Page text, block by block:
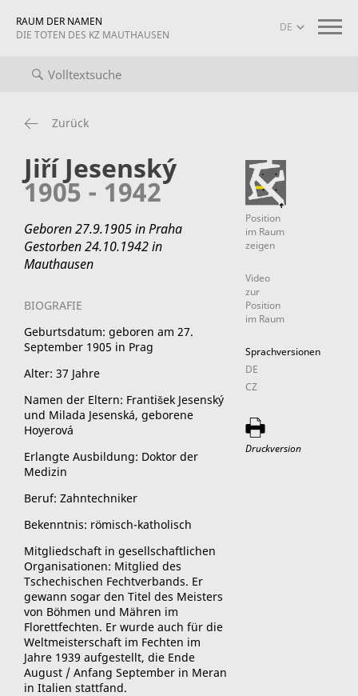
RAUM DER NAMEN
DIE TOTEN DES KZ MAUTHAUSEN
Projekt-Info
Zurück
Jiří Jesenský
1905 - 1942
Geboren 27.9.1905 in Praha
Gestorben 24.10.1942 in
Mauthausen
BIOGRAFIE
Geburtsdatum: geboren am 27.
September 1905 in Prag
Alter: 37 Jahre
Namen der Eltern: František Jesenský
und Milada Jesenská, geborene
Hoyerová
Erlangte Ausbildung: Doktor der
Medizin
Beruf: Zahntechniker
Bekenntnis: römisch-katholisch
Mitgliedschaft in gesellschaftlichen
Organisationen: Mitglied des
Tschechischen Fechtverbands. Er
gewann sogar den Titel des Meisters
von Böhmen und Mähren im
Florettfechten. Er wurde auch für die
Weltmeisterschaft im Fechten im
Jahre 1939 aufgestellt, die Ende
August / Anfang September in Meran
in Italien stattfand.
Position
im Raum
zeigen
Video
zur
Position
im Raum
Sprachversionen
DE
CZ
Druckversion